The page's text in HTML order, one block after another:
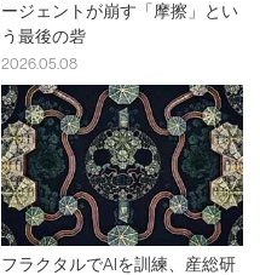
ージェントが崩す「摩擦」とい
う最後の砦
2026.05.08
フラクタルでAIを訓練、産総研